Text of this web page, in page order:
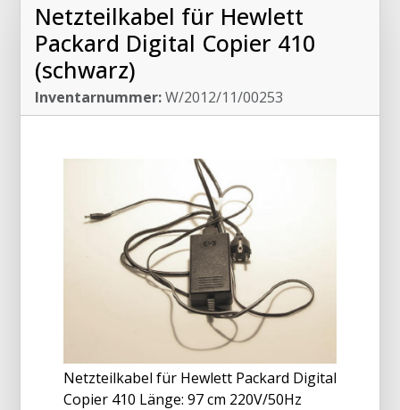
Netzteilkabel für Hewlett
Packard Digital Copier 410
(schwarz)
Inventarnummer:W/2012/11/00253
Netzteilkabel für Hewlett Packard Digital
Copier 410 Länge: 97 cm 220V/50Hz